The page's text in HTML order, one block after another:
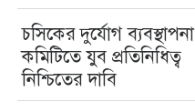
চসিকের দুর্যোগ ব্যবস্থাপনা
কমিটিতে যুব প্রতিনিধিত্ব
নিশ্চিতের দাবি